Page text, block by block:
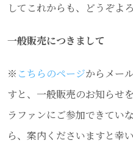
してこれからも、どうぞよ
一般販売につきまして
※ こちらのページからメー
すと、一般販売のお知らせ
ラファンにご参加できてい
ら、案内くださいますと幸